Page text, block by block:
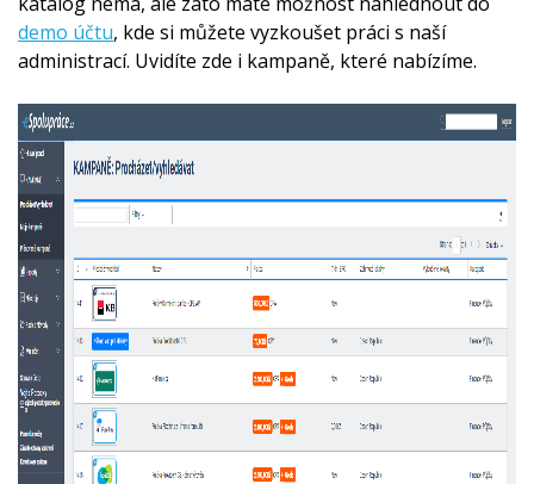
demo účtu, kde si můžete vyzkoušet práci s naší
administrací. Uvidíte zde i kampaně, které nabízíme.